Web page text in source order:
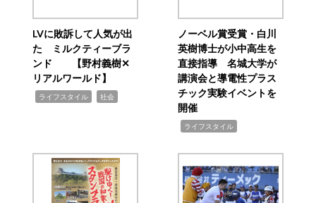
LVに敗訴して人気が出
た ミルクティーブラ
ンド 【野村義樹✕
リアルワールド】
ライフスタイル 社会
ノーベル賞受賞・白川
英樹博士が小中高生を
直接指導 名城大学が
講演会と導電性プラス
チック実験イベントを
開催
ライフスタイル